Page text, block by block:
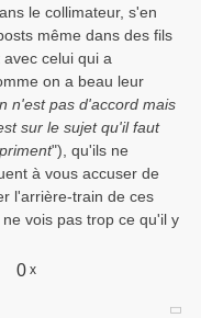
le collimateur, s'en
même dans des fils
celui qui a
on a beau leur
n'est pas d'accord mais
sur le sujet qu'il faut
"), qu'ils ne
à vous accuser de
l'arrière-train de ces
vois pas trop ce qu'il y
0 x